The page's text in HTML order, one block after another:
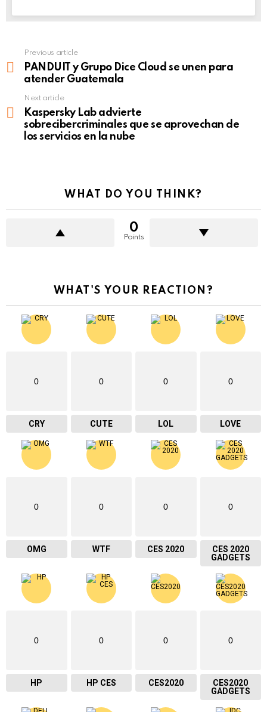
more
Previous article
PANDUIT y Grupo Dice Cloud se unen para
atender Guatemala
Next article
Kaspersky Lab advierte
sobrecibercriminales que se aprovechan de
los servicios en la nube
WHAT DO YOU THINK?
0
Points
WHAT'S YOUR REACTION?
0
CRY
0
CUTE
0
LOL
0
LOVE
0
OMG
0
WTF
0
CES 2020
0
CES 2020
GADGETS
0
HP
0
HP CES
0
CES2020
0
CES2020
GADGETS